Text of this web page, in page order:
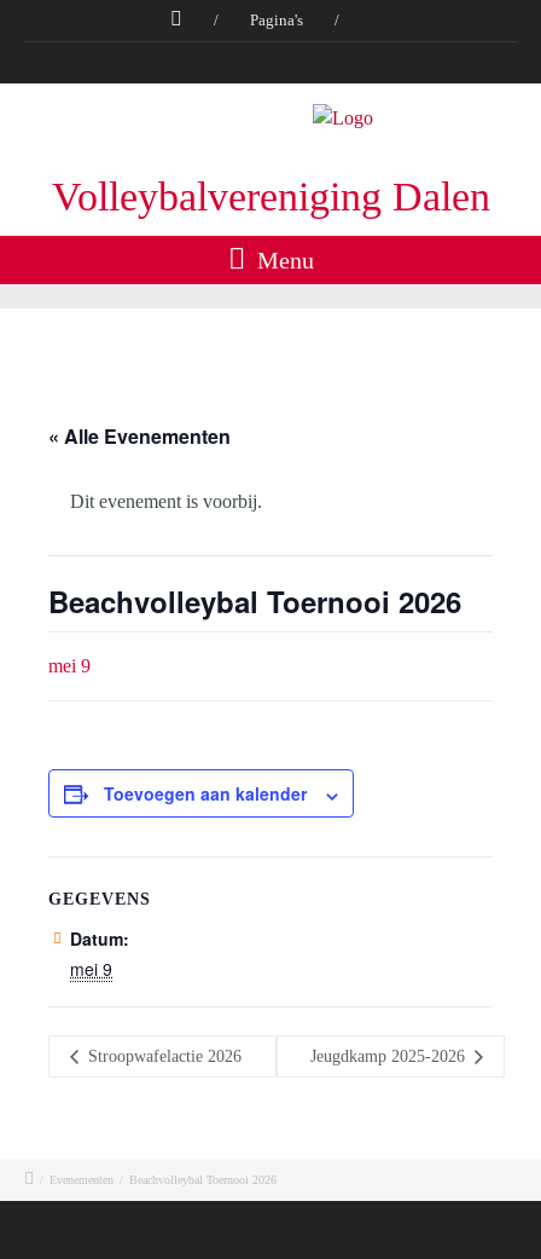
/ Pagina's /
Volleybalvereniging Dalen
Menu
« Alle Evenementen
Dit evenement is voorbij.
Beachvolleybal Toernooi 2026
mei 9
Toevoegen aan kalender
GEGEVENS
Datum:
mei 9
Stroopwafelactie 2026 Jeugdkamp 2025-2026
/ Evenementen / Beachvolleybal Toernooi 2026